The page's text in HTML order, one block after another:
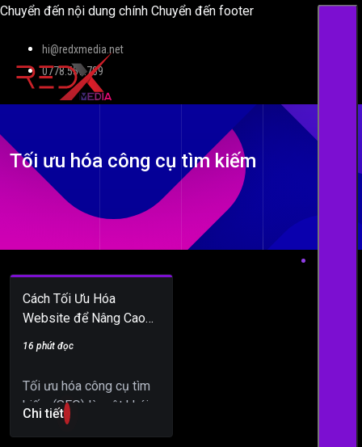
Chuyển đến nội dung chính Chuyển đến footer
hi@redxmedia.net
0778.559.789
Tối ưu hóa công cụ tìm kiếm
Cách Tối Ưu Hóa
Website để Nâng Cao
Xếp Hạng trên Công Cụ
Tìm Kiếm
16 phút đọc
Tối ưu hóa công cụ tìm
kiếm (SEO) là một khái
niệm quan trọng trong
Chi tiết